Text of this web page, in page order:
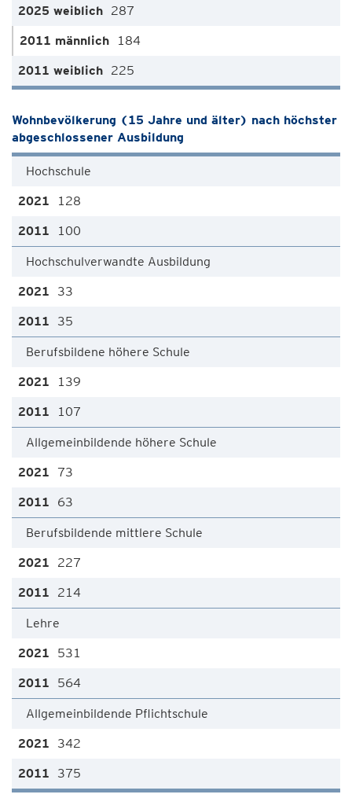
287
184
225
Wohnbevölkerung (15 Jahre und älter) nach höchster
abgeschlossener Ausbildung
Hochschule
128
100
Hochschulverwandte Ausbildung
33
35
Berufsbildene höhere Schule
139
107
Allgemeinbildende höhere Schule
73
63
Berufsbildende mittlere Schule
227
214
Lehre
531
564
Allgemeinbildende Pflichtschule
342
375